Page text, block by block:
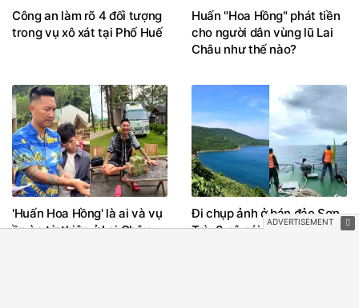
Công an làm rõ 4 đối tượng
trong vụ xô xát tại Phố Huế
Huấn "Hoa Hồng" phát tiền
cho người dân vùng lũ Lai
Châu như thế nào?
'Huấn Hoa Hồng' là ai và vụ
ồn ào từ thiện ở Lai Châu
Đi chụp ảnh ở bán đảo Sơn
Trà, 3 cô gái bị sóng cuốn